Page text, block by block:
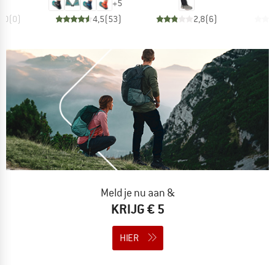
(0)
+5
4,5(53) 2,8(6)
Meld je nu aan &
KRIJG € 5
HIER